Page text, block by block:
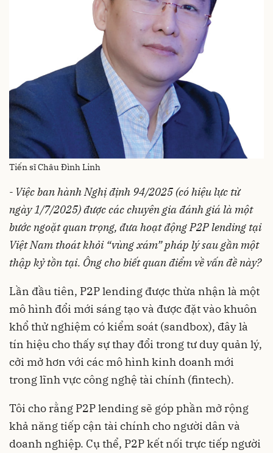
Tiến sĩ Châu Đình Linh
- Việc ban hành Nghị định 94/2025 (có hiệu lực từ
ngày 1/7/2025) được các chuyên gia đánh giá là một
bước ngoặt quan trọng, đưa hoạt động P2P lending tại
Việt Nam thoát khỏi “vùng xám” pháp lý sau gần một
thập kỷ tồn tại. Ông cho biết quan điểm về vấn đề này?
Lần đầu tiên, P2P lending được thừa nhận là một
mô hình đổi mới sáng tạo và được đặt vào khuôn
khổ thử nghiệm có kiểm soát (sandbox), đây là
tín hiệu cho thấy sự thay đổi trong tư duy quản lý,
cởi mở hơn với các mô hình kinh doanh mới
trong lĩnh vực công nghệ tài chính (fintech).
Tôi cho rằng P2P lending sẽ góp phần mở rộng
khả năng tiếp cận tài chính cho người dân và
doanh nghiệp. Cụ thể, P2P kết nối trực tiếp người